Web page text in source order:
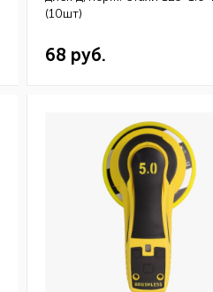
(10шт)
68 руб.